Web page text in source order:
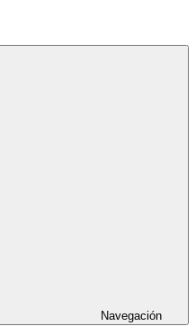
Navegación